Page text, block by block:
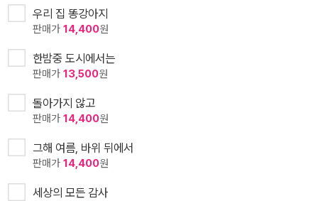
우리 집 똥강아지
판매가 14,400원
한밤중 도시에서는
판매가 13,500원
돌아가지 않고
판매가 14,400원
그해 여름, 바위 뒤에서
판매가 14,400원
세상의 모든 감사